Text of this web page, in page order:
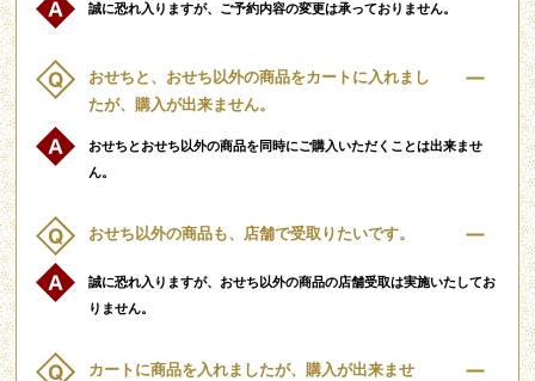
誠に恐れ入りますが、ご予約内容の変更は承っておりません。
おせちと、おせち以外の商品をカートに入れまし
たが、購入が出来ません。
おせちとおせち以外の商品を同時にご購入いただくことは出来ませ
ん。
おせち以外の商品も、店舗で受取りたいです。
誠に恐れ入りますが、おせち以外の商品の店舗受取は実施いたしてお
りません。
カートに商品を入れましたが、購入が出来ませ